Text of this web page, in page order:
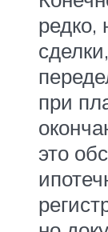
редко,
при
это